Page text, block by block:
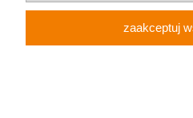
zaakceptuj